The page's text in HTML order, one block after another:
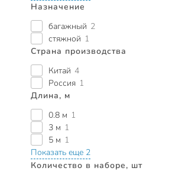
Назначение
багажный 2
стяжной 1
Страна производства
Китай 4
Россия 1
Длина, м
0.8 м 1
3 м 1
5 м 1
Показать еще 2
Количество в наборе, шт